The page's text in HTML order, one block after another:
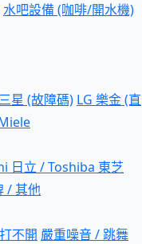
水吧設備 (咖啡/開水機)
星 (故障碼) LG 樂金 (直
日立 / Toshiba 東芝
/ 其他
不開 嚴重噪音 / 跳舞